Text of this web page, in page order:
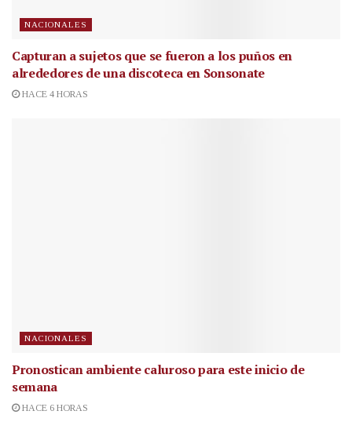
NACIONALES
Capturan a sujetos que se fueron a los puños en
alrededores de una discoteca en Sonsonate
HACE 4 HORAS
NACIONALES
Pronostican ambiente caluroso para este inicio de
semana
HACE 6 HORAS